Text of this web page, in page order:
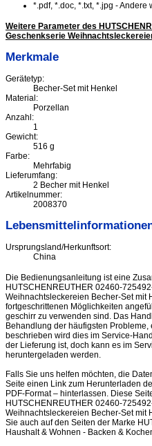
*.pdf, *.doc, *.txt, *.jpg -
Weitere Parameter des
Geschenkserie
Merkmale
Gerätetyp:
Becher-Set mit Henkel
Material:
Porzellan
Anzahl:
1
Gewicht:
516 g
Farbe:
Mehrfabig
Lieferumfang:
2 Becher mit Henkel
Artikelnummer:
2008370
Ursprungsland/Herkunftsort:
China
Die Bedienungsanleitung ist eine
HUTSCHENREUTHER 02460-
Weihnachtsleckereien Becher-Set mit
fortgeschrittenen Möglichkeiten
geschirr zu verwenden sind. Das
Behandlung der häufigsten
beschrieben wird dies im Service-
der Lieferung ist, doch kann es im
heruntergeladen werden.
Falls Sie uns helfen möchten, die
Seite einen Link zum Herunterladen
PDF-Format – hinterlassen. Diese
HUTSCHENREUTHER 02460-
Weihnachtsleckereien Becher-Set mit
Sie auch auf den Seiten der Marke
Haushalt & Wohnen - Backen &